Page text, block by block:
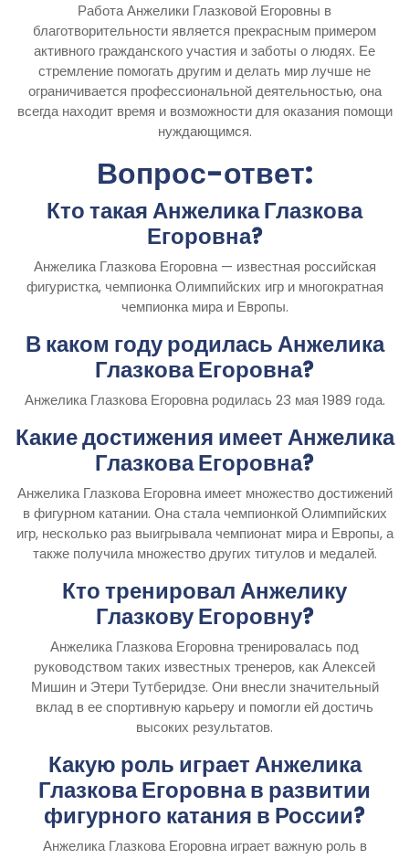
Работа Анжелики Глазковой Егоровны в
благотворительности является прекрасным примером
активного гражданского участия и заботы о людях. Ее
стремление помогать другим и делать мир лучше не
ограничивается профессиональной деятельностью, она
всегда находит время и возможности для оказания помощи
нуждающимся.
Вопрос-ответ:
Кто такая Анжелика Глазкова
Егоровна?
Анжелика Глазкова Егоровна — известная российская
фигуристка, чемпионка Олимпийских игр и многократная
чемпионка мира и Европы.
В каком году родилась Анжелика
Глазкова Егоровна?
Анжелика Глазкова Егоровна родилась 23 мая 1989 года.
Какие достижения имеет Анжелика
Глазкова Егоровна?
Анжелика Глазкова Егоровна имеет множество достижений
в фигурном катании. Она стала чемпионкой Олимпийских
игр, несколько раз выигрывала чемпионат мира и Европы, а
также получила множество других титулов и медалей.
Кто тренировал Анжелику
Глазкову Егоровну?
Анжелика Глазкова Егоровна тренировалась под
руководством таких известных тренеров, как Алексей
Мишин и Этери Тутберидзе. Они внесли значительный
вклад в ее спортивную карьеру и помогли ей достичь
высоких результатов.
Какую роль играет Анжелика
Глазкова Егоровна в развитии
фигурного катания в России?
Анжелика Глазкова Егоровна играет важную роль в